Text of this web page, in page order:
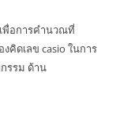
พื่อการคำนวณที่
คิดเลข casio ในการ
รรม ด้าน